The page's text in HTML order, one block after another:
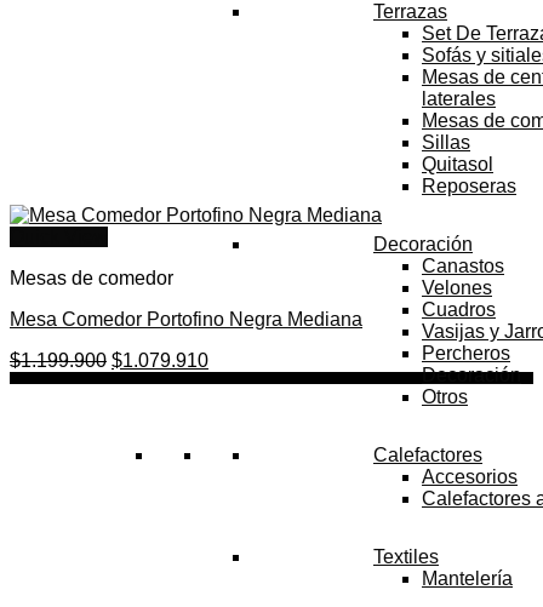
Terrazas
Set De
Sofás y
Mesas de
laterales
Mesas de
Sillas
Quitasol
Reposeras
Decoración
Canastos
Velones
Cuadros
Vasijas y
Percheros
Decoración
Otros
Calefactores
Accesorios
Calefactores
Textiles
Mantelería
Mesas de comedor
Mesa Comedor Portofino Negra Mediana
$1.199.900 El
precio
$1.079.910El
precio